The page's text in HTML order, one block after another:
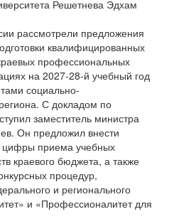
Решетнева Эдхам
рассмотрели предложения
квалифицированных
профессиональных
на 2027-28-й учебный год
социально-
С докладом по
заместитель министра
Он предложил внести
цифры приема учебных
краевого бюджета, а также
процедур,
и регионального
и «Профессионалитет для